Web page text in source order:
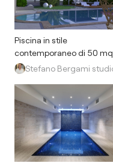
Piscina in stile
contemporaneo di 50 mq